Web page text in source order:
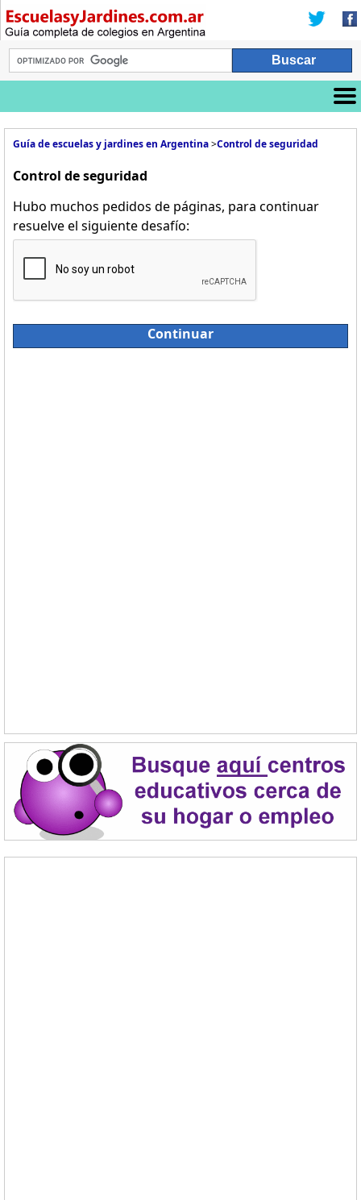
Guía de escuelas y jardines en Argentina>Control de seguridad
Control de seguridad
Hubo muchos pedidos de páginas, para continuar
resuelve el siguiente desafío:
Continuar